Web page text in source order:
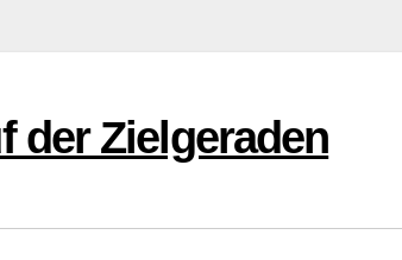
der Zielgeraden